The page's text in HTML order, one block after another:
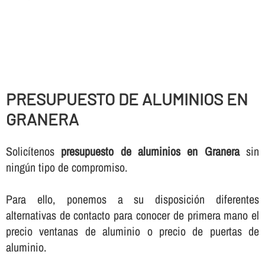
PRESUPUESTO DE ALUMINIOS EN
GRANERA
Solicí­tenos presupuesto de aluminios en Granerasin
ningún tipo de compromiso.
Para ello, ponemos a su disposición diferentes
alternativas de contacto para conocer de primera mano el
precio ventanas de aluminio o precio de puertas de
aluminio.